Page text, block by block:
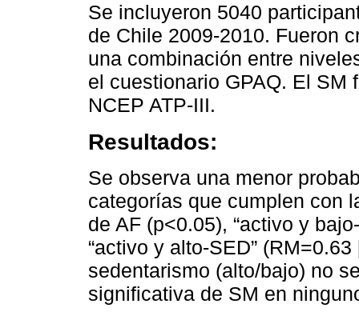
Se incluyeron 5040
de Chile 2009-2010. Fueron
una combinación entre
el cuestionario GPAQ. El SM
NCEP ATP-III.
Resultados:
Se observa una menor
categorías que cumplen con
de AF (p<0.05), “activo y
“activo y alto-SED”
sedentarismo (alto/bajo) no
significativa de SM en